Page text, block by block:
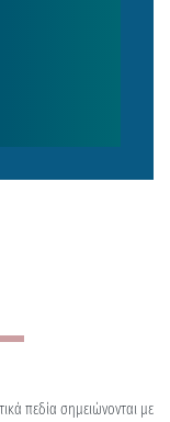
πεδία σημειώνονται με